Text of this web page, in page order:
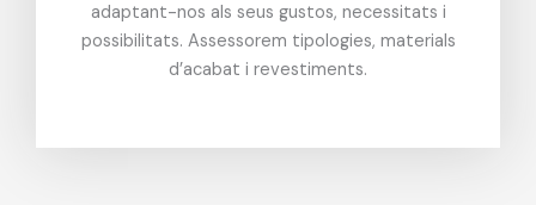
adaptant-nos als seus gustos, necessitats i
possibilitats. Assessorem tipologies, materials
d’acabat i revestiments.